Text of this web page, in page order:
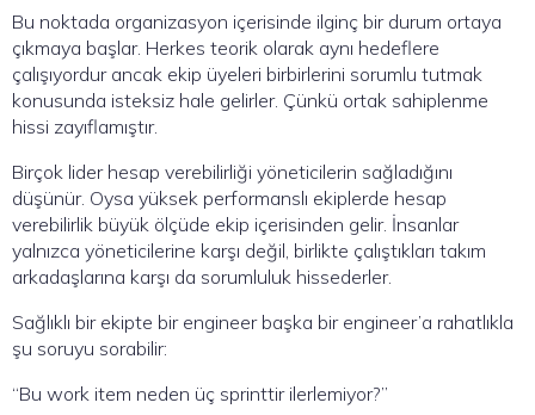
Bu noktada organizasyon içerisinde ilginç bir durum ortaya
çıkmaya başlar. Herkes teorik olarak aynı hedeflere
çalışıyordur ancak ekip üyeleri birbirlerini sorumlu tutmak
konusunda isteksiz hale gelirler. Çünkü ortak sahiplenme
hissi zayıflamıştır.
Birçok lider hesap verebilirliği yöneticilerin sağladığını
düşünür. Oysa yüksek performanslı ekiplerde hesap
verebilirlik büyük ölçüde ekip içerisinden gelir. İnsanlar
yalnızca yöneticilerine karşı değil, birlikte çalıştıkları takım
arkadaşlarına karşı da sorumluluk hissederler.
Sağlıklı bir ekipte bir engineer başka bir engineer’a rahatlıkla
şu soruyu sorabilir:
“Bu work item neden üç sprinttir ilerlemiyor?”